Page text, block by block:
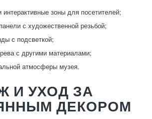
интерактивные зоны для посетителей;
с художественной резьбой;
с подсветкой;
с другими материалами;
атмосферы музея.
И УХОД ЗА
ДЕКОРОМ